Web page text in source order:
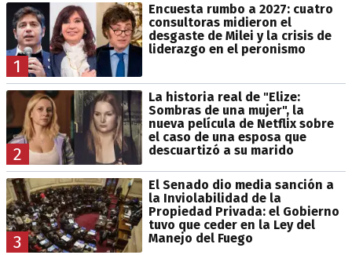
1
Encuesta rumbo a 2027: cuatro
consultoras midieron el
desgaste de Milei y la crisis de
liderazgo en el peronismo
2
La historia real de "Elize:
Sombras de una mujer", la
nueva película de Netflix sobre
el caso de una esposa que
descuartizó a su marido
3
El Senado dio media sanción a
la Inviolabilidad de la
Propiedad Privada: el Gobierno
tuvo que ceder en la Ley del
Manejo del Fuego